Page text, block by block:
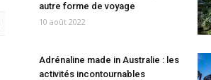
autre forme de voyage
10 août 2022
Adrénaline made in Australie : les
activités incontournables